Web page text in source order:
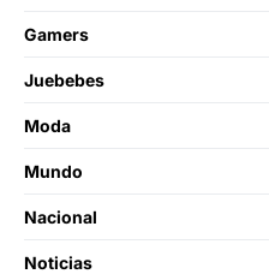
Gamers
Juebebes
Moda
Mundo
Nacional
Noticias